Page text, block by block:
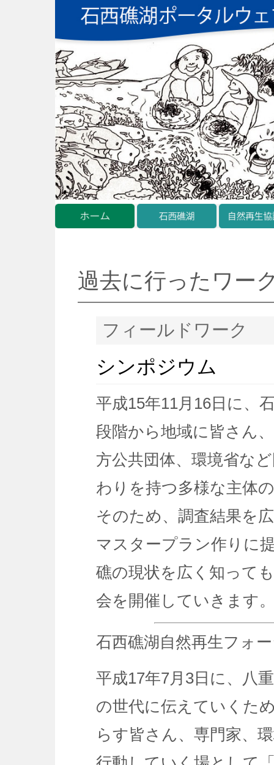
過去に行ったワー
フィールドワーク
シンポジウム
平成15年11月16日に、
段階から地域に皆さん
方公共団体、環境省な
わりを持つ多様な主体
そのため、調査結果を
マスタープラン作りに
礁の現状を広く知って
会を開催していきます
石西礁湖自然再生フォ
平成17年7月3日に、八
の世代に伝えていくた
らす皆さん、専門家、